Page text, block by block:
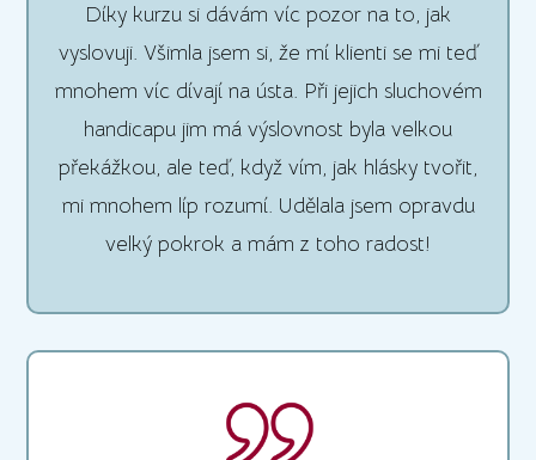
Díky kurzu si dávám víc pozor na to, jak
vyslovuji. Všimla jsem si, že mí klienti se mi teď
mnohem víc dívají na ústa. Při jejich sluchovém
handicapu jim má výslovnost byla velkou
překážkou, ale teď, když vím, jak hlásky tvořit,
mi mnohem líp rozumí. Udělala jsem opravdu
velký pokrok a mám z toho radost!